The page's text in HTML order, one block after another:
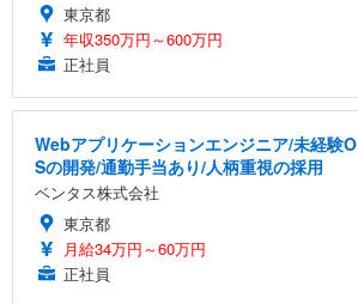
東京都
年収350万円～600万円
正社員
Webアプリケーションエンジニア/未経験
Sの開発/通勤手当あり/人柄重視の採用
ベンタス株式会社
東京都
月給34万円～60万円
正社員